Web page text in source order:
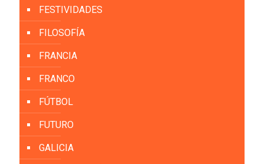
FESTIVIDADES
FILOSOFÍA
FRANCIA
FRANCO
FÚTBOL
FUTURO
GALICIA